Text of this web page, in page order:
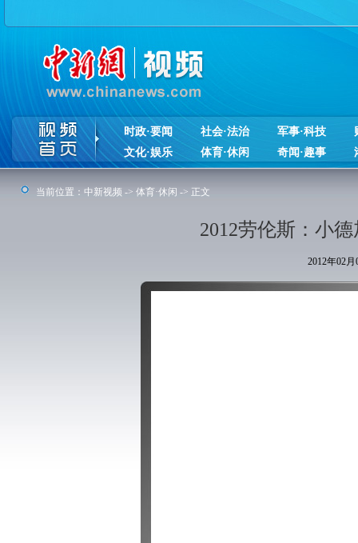
时政·要闻 社会·法治 军事·科技
文化·娱乐
体育·休闲 奇闻·趣事
当前位置： 中新视频 -> 体育·休闲 -> 正文
2012劳伦斯：小
2012年02